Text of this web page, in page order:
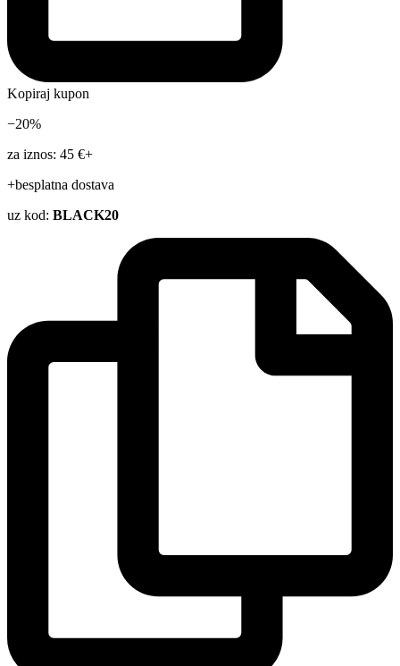
Kopiraj kupon
−20%
za iznos: 45 €+
+besplatna dostava
uz kod: BLACK20